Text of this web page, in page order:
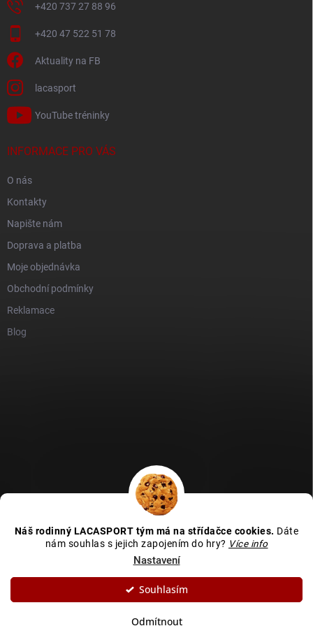
Náš rodinný LACASPORT tým má na střídačce cookies. Dáte
nám souhlas s jejich zapojením do hry? Více info
Nastavení
Odmítnout
Souhlasím
+420 737 27 88 96
+420 47 522 51 78
Aktuality na FB
lacasport
YouTube tréninky
INFORMACE PRO VÁS
O nás
Kontakty
Napište nám
Doprava a platba
Moje objednávka
Obchodní podmínky
Reklamace
Blog
Zboží recenze
Kamenná prodejna - MAPA
. Všechna práva vyhrazena.
cookies